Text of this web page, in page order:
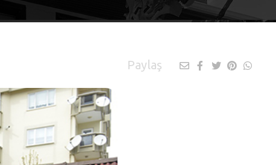
Paylaş